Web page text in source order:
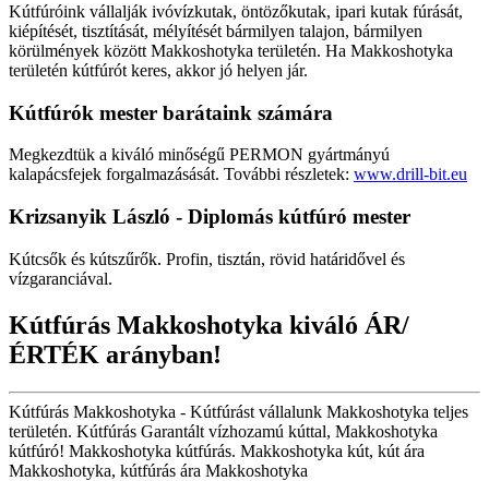
Kútfúróink vállalják ivóvízkutak, öntözőkutak, ipari kutak fúrását,
kiépítését, tisztítását, mélyítését bármilyen talajon, bármilyen
körülmények között Makkoshotyka területén. Ha Makkoshotyka
területén kútfúrót keres, akkor jó helyen jár.
Kútfúrók mester barátaink számára
Megkezdtük a kiváló minőségű PERMON gyártmányú
kalapácsfejek forgalmazásását. További részletek: www.drill-bit.eu
Krizsanyik László - Diplomás kútfúró mester
Kútcsők és kútszűrők. Profin, tisztán, rövid határidővel és
vízgaranciával.
Kútfúrás Makkoshotyka kiváló ÁR/
ÉRTÉK arányban!
Kútfúrás Makkoshotyka - Kútfúrást vállalunk Makkoshotyka teljes
területén. Kútfúrás Garantált vízhozamú kúttal, Makkoshotyka
kútfúró! Makkoshotyka kútfúrás. Makkoshotyka kút, kút ára
Makkoshotyka, kútfúrás ára Makkoshotyka